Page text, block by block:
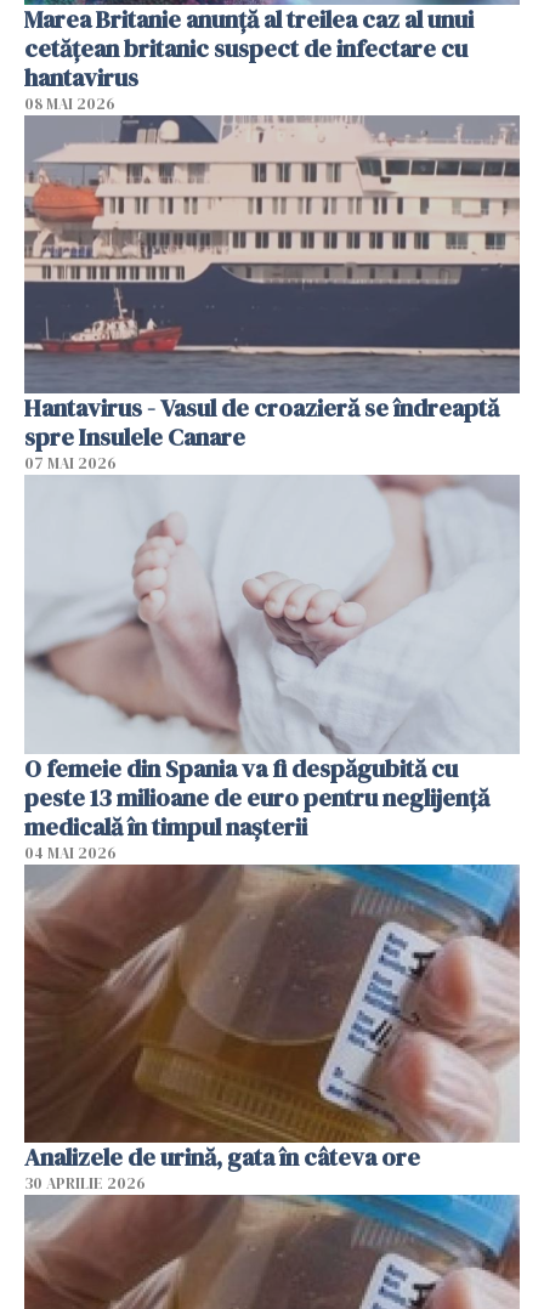
Marea Britanie anunţă al treilea caz al unui
cetăţean britanic suspect de infectare cu
hantavirus
08 MAI 2026
Hantavirus - Vasul de croazieră se îndreaptă
spre Insulele Canare
07 MAI 2026
O femeie din Spania va fi despăgubită cu
peste 13 milioane de euro pentru neglijenţă
medicală în timpul naşterii
04 MAI 2026
Analizele de urină, gata în câteva ore
30 APRILIE 2026